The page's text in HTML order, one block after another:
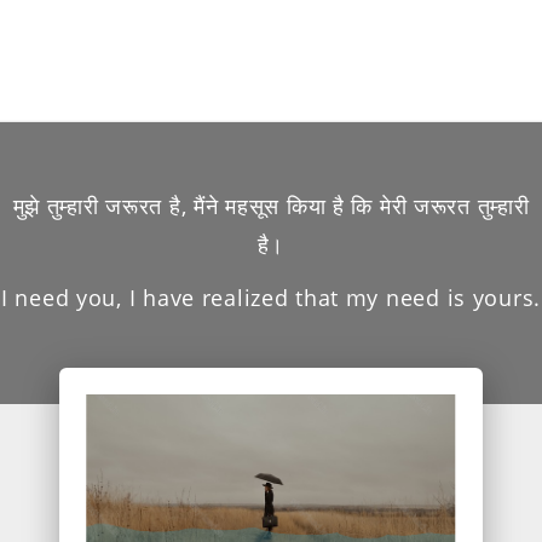
मुझे तुम्हारी जरूरत है, मैंने महसूस किया है कि मेरी जरूरत तुम्हारी
है।
I need you, I have realized that my need is yours.